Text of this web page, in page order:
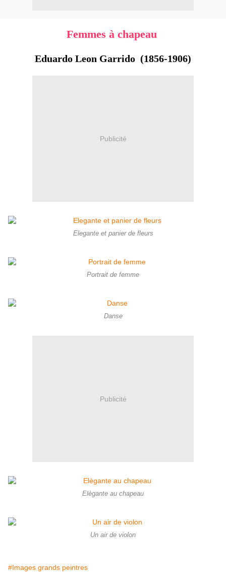
Femmes à chapeau
Eduardo Leon Garrido (1856-1906)
Publicité
Elegante et panier de fleurs
Portrait de femme
Danse
Publicité
Elègante au chapeau
Un air de violon
#Images grands peintres